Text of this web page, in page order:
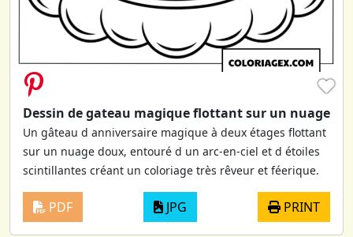
♥
Dessin de gateau magique flottant sur un nuage
Un gâteau d anniversaire magique à deux étages flottant
sur un nuage doux, entouré d un arc-en-ciel et d étoiles
scintillantes créant un coloriage très rêveur et féerique.
PDF JPG PRINT